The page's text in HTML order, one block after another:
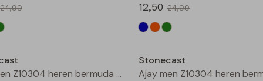
24,99
12,50 24,99
Ajay men Z10304 heren bermuda Marine
Stonecast